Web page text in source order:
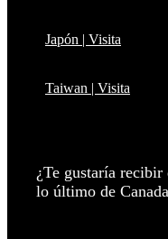
Japón | Visita
Taiwan | Visita
¿Te gustaría recibir
lo último de